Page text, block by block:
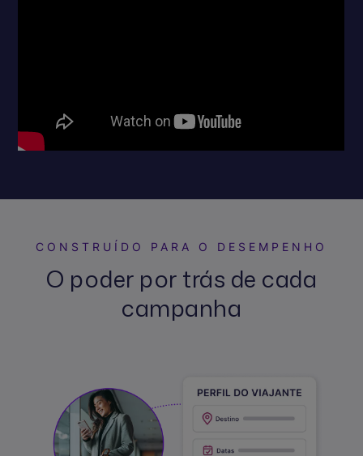
CONSTRUÍDO PARA O DESEMPENHO
O poder por trás de cada
campanha